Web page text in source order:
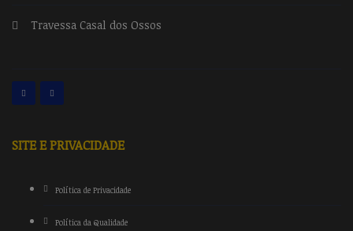
Travessa Casal dos Ossos
SITE E PRIVACIDADE
Política de Privacidade
Política da Qualidade